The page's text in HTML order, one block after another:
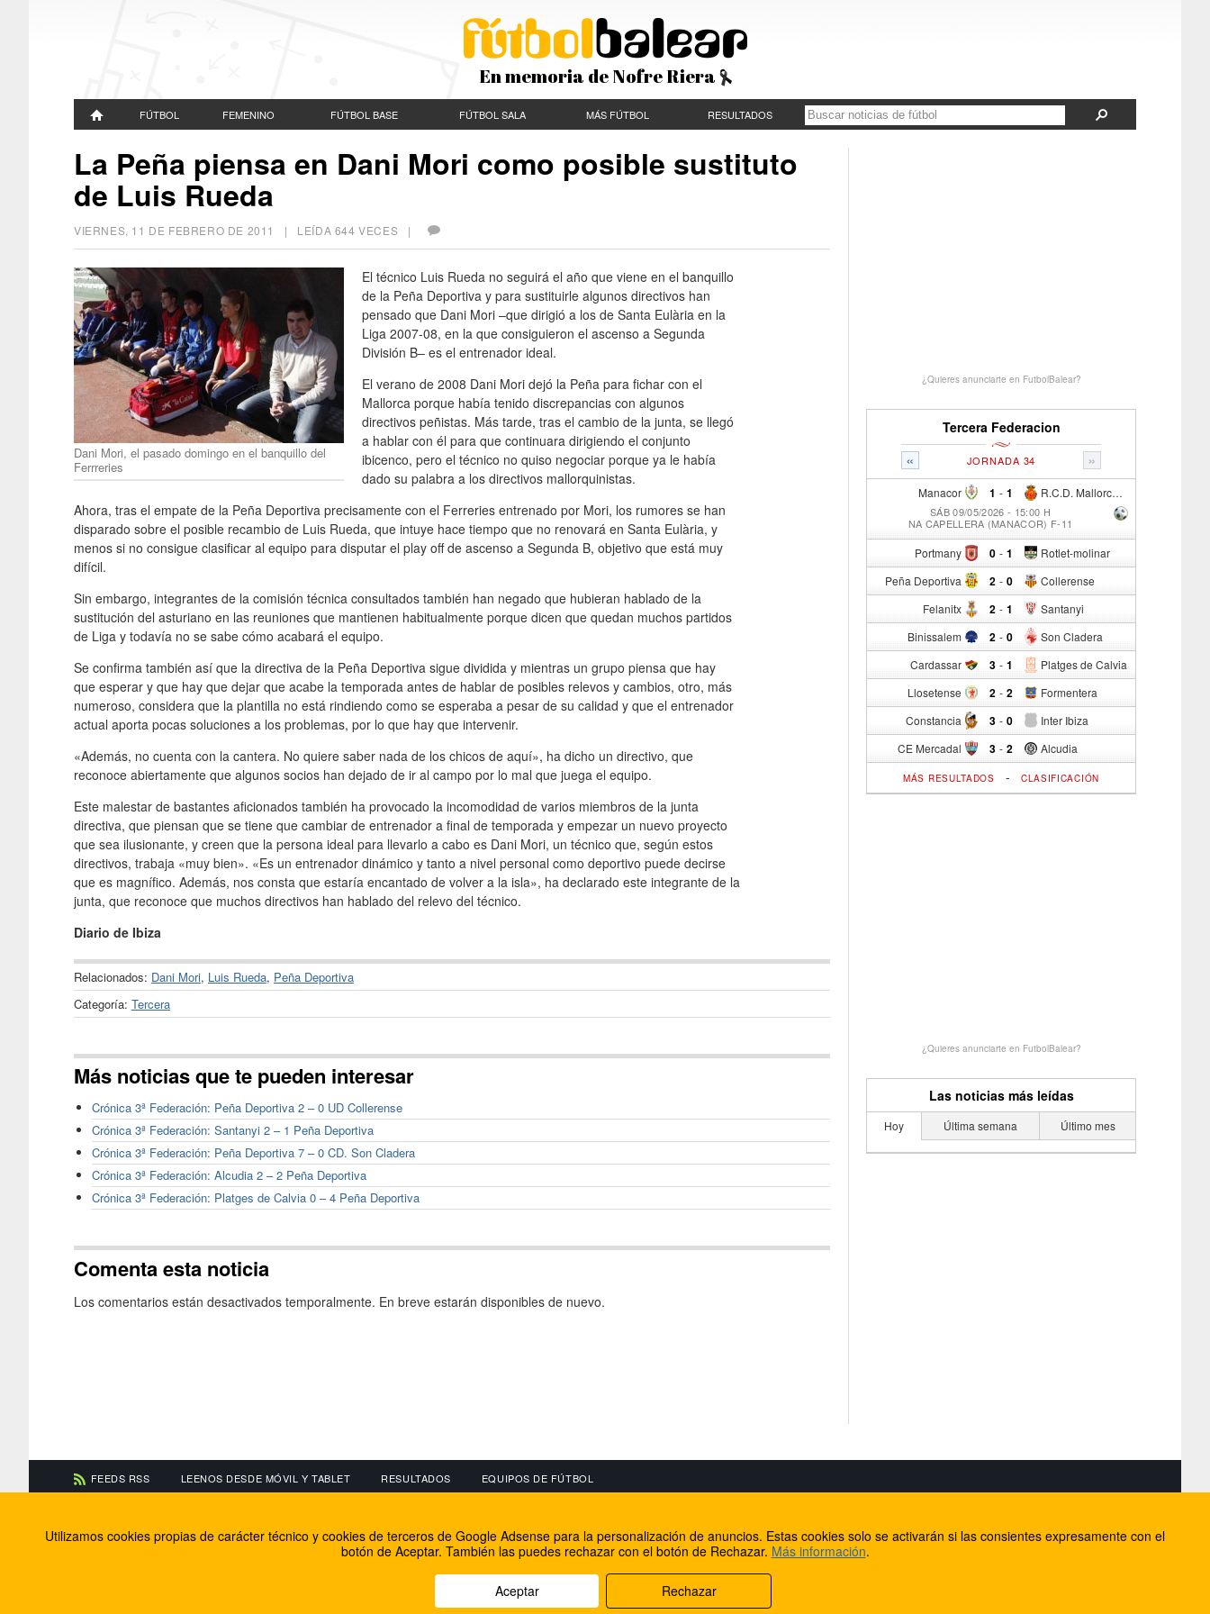
En memoria de Nofre Riera
FÚTBOL FEMENINO FÚTBOL BASE FÚTBOL SALA MÁS FÚTBOL RESULTADOS
La Peña piensa en Dani Mori como posible sustituto
de Luis Rueda
VIERNES, 11 DE FEBRERO DE 2011 | LEÍDA 644 VECES |
Dani Mori, el pasado domingo en el banquillo del
Ferrreries
El técnico Luis Rueda no seguirá el año que viene en el banquillo
de la Peña Deportiva y para sustituirle algunos directivos han
pensado que Dani Mori –que dirigió a los de Santa Eulària en la
Liga 2007-08, en la que consiguieron el ascenso a Segunda
División B– es el entrenador ideal.
El verano de 2008 Dani Mori dejó la Peña para fichar con el
Mallorca porque había tenido discrepancias con algunos
directivos peñistas. Más tarde, tras el cambio de la junta, se llegó
a hablar con él para que continuara dirigiendo el conjunto
ibicenco, pero el técnico no quiso negociar porque ya le había
dado su palabra a los directivos mallorquinistas.
Ahora, tras el empate de la Peña Deportiva precisamente con el Ferreries entrenado por Mori, los rumores se han
disparado sobre el posible recambio de Luis Rueda, que intuye hace tiempo que no renovará en Santa Eulària, y
menos si no consigue clasificar al equipo para disputar el play off de ascenso a Segunda B, objetivo que está muy
difícil.
Sin embargo, integrantes de la comisión técnica consultados también han negado que hubieran hablado de la
sustitución del asturiano en las reuniones que mantienen habitualmente porque dicen que quedan muchos partidos
de Liga y todavía no se sabe cómo acabará el equipo.
Se confirma también así que la directiva de la Peña Deportiva sigue dividida y mientras un grupo piensa que hay
que esperar y que hay que dejar que acabe la temporada antes de hablar de posibles relevos y cambios, otro, más
numeroso, considera que la plantilla no está rindiendo como se esperaba a pesar de su calidad y que el entrenador
actual aporta pocas soluciones a los problemas, por lo que hay que intervenir.
«Además, no cuenta con la cantera. No quiere saber nada de los chicos de aquí», ha dicho un directivo, que
reconoce abiertamente que algunos socios han dejado de ir al campo por lo mal que juega el equipo.
Este malestar de bastantes aficionados también ha provocado la incomodidad de varios miembros de la junta
directiva, que piensan que se tiene que cambiar de entrenador a final de temporada y empezar un nuevo proyecto
que sea ilusionante, y creen que la persona ideal para llevarlo a cabo es Dani Mori, un técnico que, según estos
directivos, trabaja «muy bien». «Es un entrenador dinámico y tanto a nivel personal como deportivo puede decirse
que es magnífico. Además, nos consta que estaría encantado de volver a la isla», ha declarado este integrante de la
junta, que reconoce que muchos directivos han hablado del relevo del técnico.
Diario de Ibiza
Relacionados: Dani Mori, Luis Rueda, Peña Deportiva
Categoría: Tercera
Más noticias que te pueden interesar
Crónica 3ª Federación: Peña Deportiva 2 – 0 UD Collerense
Crónica 3ª Federación: Santanyi 2 – 1 Peña Deportiva
Crónica 3ª Federación: Peña Deportiva 7 – 0 CD. Son Cladera
Crónica 3ª Federación: Alcudia 2 – 2 Peña Deportiva
Crónica 3ª Federación: Platges de Calvia 0 – 4 Peña Deportiva
Comenta esta noticia
Los comentarios están desactivados temporalmente. En breve estarán disponibles de nuevo.
¿Quieres anunciarte en FutbolBalear?
Tercera Federacion
« »
JORNADA 34
Manacor 1 - R.C.D. Mallorca Sad "B"
1
SÁB 09/05/2026 - 15:00 H
NA CAPELLERA (MANACOR) F-11
Portmany 0 - Rotlet-molinar
1
Peña Deportiva 2 - Collerense
0
Felanitx 2 - Santanyi
1
Binissalem 2 - Son Cladera
0
Cardassar 3 - Platges de Calvia
1
Llosetense 2 - Formentera
2
Constancia 3 - Inter Ibiza
0
CE Mercadal 3 - Alcudia
2
MÁS RESULTADOS - CLASIFICACIÓN
¿Quieres anunciarte en FutbolBalear?
Las noticias más leídas
Hoy Última semana Último mes
FEEDS RSS LEENOS DESDE MÓVIL Y TABLET RESULTADOS EQUIPOS DE FÚTBOL
Información de contacto
El equipo de FútbolBalear
Soluciones Corporativas IP
Facebook
Twitter
Internet Rural Mallorca
Registro de dominios
Utilizamos cookies propias de carácter técnico y cookies de terceros de Google Adsense para la personalización de anuncios. Estas cookies solo se activarán si las consientes expresamente con el
botón de Aceptar. También las puedes rechazar con el botón de Rechazar. Más información.
Aceptar Rechazar